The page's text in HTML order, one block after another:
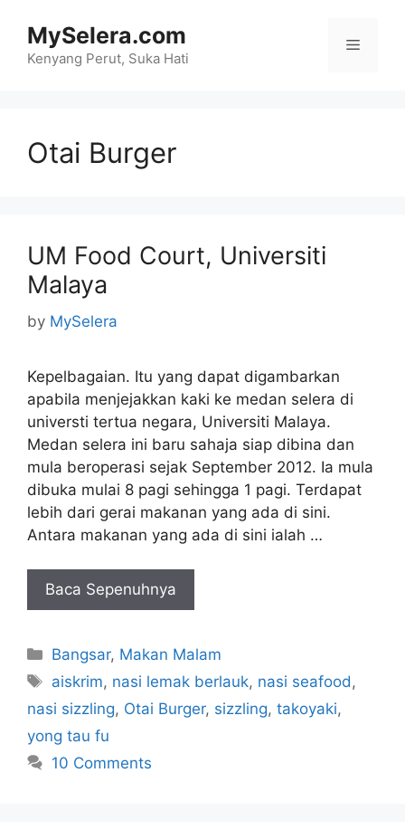
content
MySelera.com
Kenyang Perut, Suka Hati
Menu
Otai Burger
UM Food Court, Universiti
Malaya
by MySelera
Kepelbagaian. Itu yang dapat digambarkan
apabila menjejakkan kaki ke medan selera di
universti tertua negara, Universiti Malaya.
Medan selera ini baru sahaja siap dibina dan
mula beroperasi sejak September 2012. Ia mula
dibuka mulai 8 pagi sehingga 1 pagi. Terdapat
lebih dari gerai makanan yang ada di sini.
Antara makanan yang ada di sini ialah …
Baca Sepenuhnya
Categories
Bangsar, Makan Malam
Tags
aiskrim, nasi lemak berlauk, nasi seafood,
nasi sizzling, Otai Burger, sizzling, takoyaki,
yong tau fu
10 Comments